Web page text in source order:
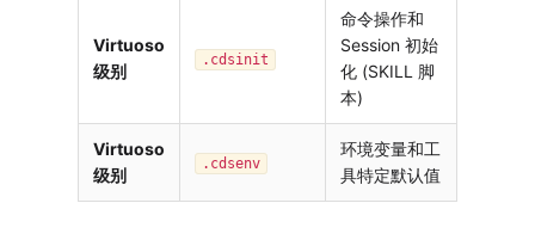
Virtuoso
级别
.cdsinit
命令操作和
Session 初始
化 (SKILL 脚
本)
Virtuoso
级别
.cdsenv
环境变量和工
具特定默认值